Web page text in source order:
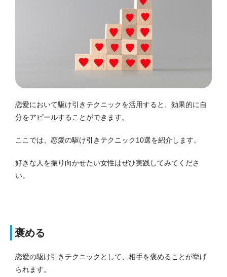
恋愛において駆け引きテクニックを活用すると、効果的に自
分をアピールすることができます。
ここでは、恋愛の駆け引きテクニック10選を紹介します。
好きな人を振り向かせたい女性はぜひ実践してみてくださ
い。
褒める
恋愛の駆け引きテクニックとして、相手を褒めることが挙げ
られます。